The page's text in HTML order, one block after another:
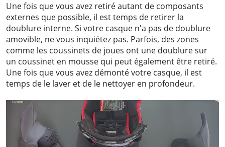
Une fois que vous avez retiré autant de composants
externes que possible, il est temps de retirer la
doublure interne. Si votre casque n'a pas de doublure
amovible, ne vous inquiétez pas. Parfois, des zones
comme les coussinets de joues ont une doublure sur
un coussinet en mousse qui peut également être retiré.
Une fois que vous avez démonté votre casque, il est
temps de le laver et de le nettoyer en profondeur.